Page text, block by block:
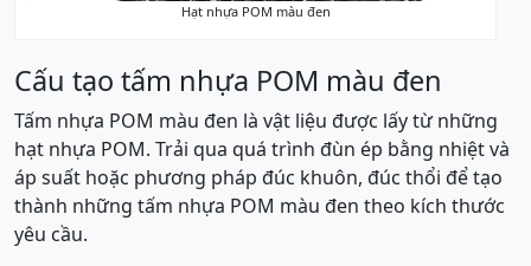
Hạt nhựa POM màu đen
Cấu tạo tấm nhựa POM màu đen
Tấm nhựa POM màu đen là vật liệu được lấy từ những
hạt nhựa POM. Trải qua quá trình đùn ép bằng nhiệt và
áp suất hoặc phương pháp đúc khuôn, đúc thổi để tạo
thành những tấm nhựa POM màu đen theo kích thước
yêu cầu.